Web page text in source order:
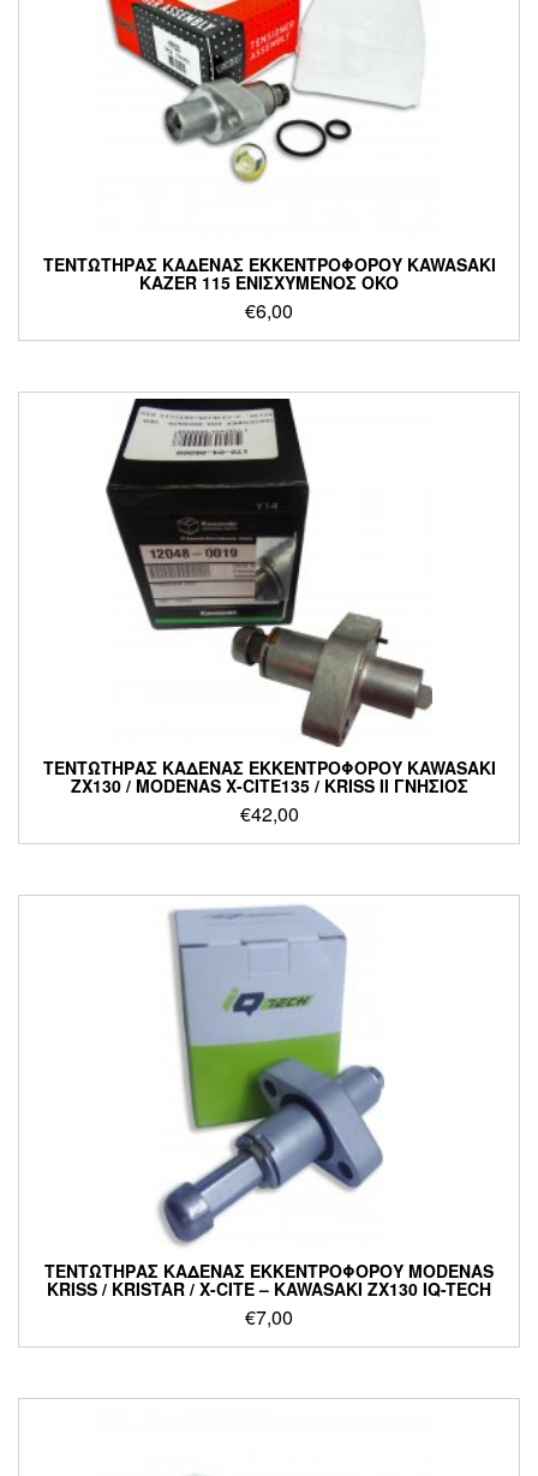
ΤΕΝΤΩΤΗΡΑΣ ΚΑΔΕΝΑΣ ΕΚΚΕΝΤΡΟΦΟΡΟΥ KAWASAKI
KAZER 115 ΕΝΙΣΧΥΜΕΝΟΣ OKO
€6,00
ΤΕΝΤΩΤΗΡΑΣ ΚΑΔΕΝΑΣ ΕΚΚΕΝΤΡΟΦΟΡΟΥ KAWASAKI
ZX130 / MODENAS X-CITE135 / KRISS II ΓΝΗΣΙΟΣ
€42,00
ΤΕΝΤΩΤΗΡΑΣ ΚΑΔΕΝΑΣ ΕΚΚΕΝΤΡΟΦΟΡΟΥ MODENAS
KRISS / KRISTAR / X-CITE – KAWASAKI ZX130 IQ-TECH
€7,00